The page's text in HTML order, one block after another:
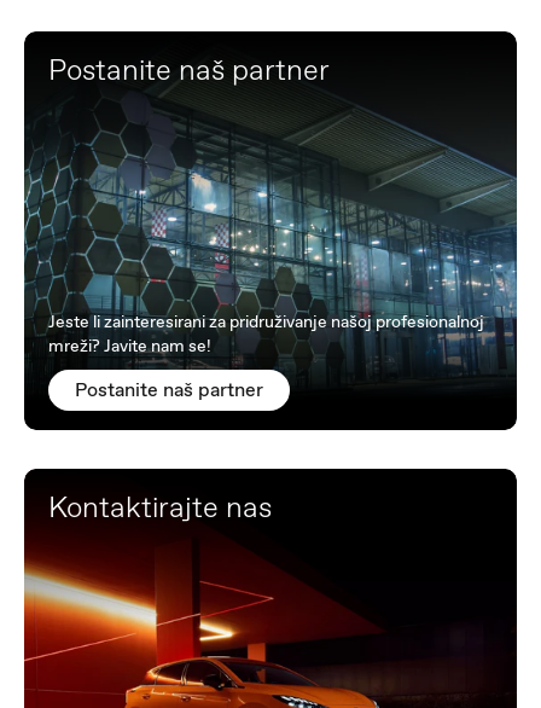
Postanite naš partner
Jeste li zainteresirani za pridruživanje našoj profesionalnoj
mreži? Javite nam se!
Postanite naš partner
Kontaktirajte nas